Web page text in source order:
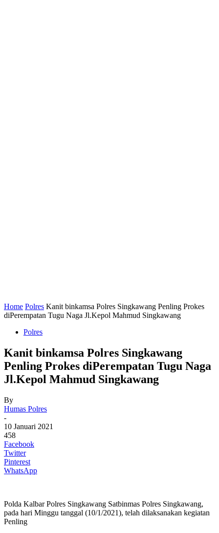
Home Polres Kanit binkamsa Polres Singkawang Penling Prokes
diPerempatan Tugu Naga Jl.Kepol Mahmud Singkawang
Polres
Kanit binkamsa Polres Singkawang
Penling Prokes diPerempatan Tugu Naga
Jl.Kepol Mahmud Singkawang
By
Humas Polres
-
10 Januari 2021
458
Facebook
Twitter
Pinterest
WhatsApp
Polda Kalbar Polres Singkawang Satbinmas Polres Singkawang,
pada hari Minggu tanggal (10/1/2021), telah dilaksanakan kegiatan
Penling